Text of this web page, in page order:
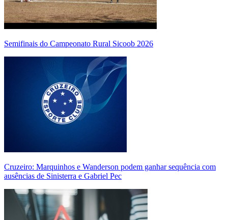
Semifinais do Campeonato Rural Sicoob 2026
Cruzeiro: Marquinhos e Wanderson podem ganhar sequência com
ausências de Sinisterra e Gabriel Pec